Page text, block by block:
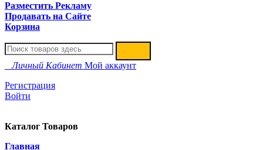
Разместить Рекламу
Продавать на Сайте
Корзина
Личный Кабинет Мой аккаунт
Регистрация
Войти
Каталог Товаров
Главная